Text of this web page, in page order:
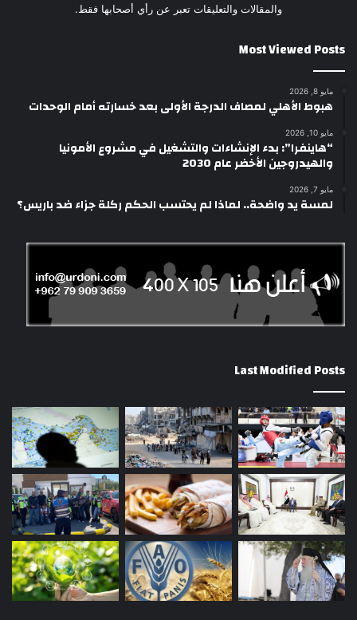
والمقالات والتعليقات تعبر عن رأي أصحابها فقط.
Most Viewed Posts
مايو 8, 2026
هبوط الأهلي لمصاف الدرجة الأولى بعد خسارته أمام الوحدات
مايو 10, 2026
“هاينفرا”: بدء الإنشاءات والتشغيل في مشروع الأمونيا
والهيدروجين الأخضر عام 2030
مايو 7, 2026
لمسة يد واضحة.. لماذا لم يحتسب الحكم ركلة جزاء ضد باريس؟
Last Modified Posts